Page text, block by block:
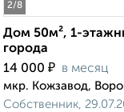
2/8
Дом 50м², 1-
города
14 000 ₽ в месяц
мкр. Кожзавод,
Собственник,